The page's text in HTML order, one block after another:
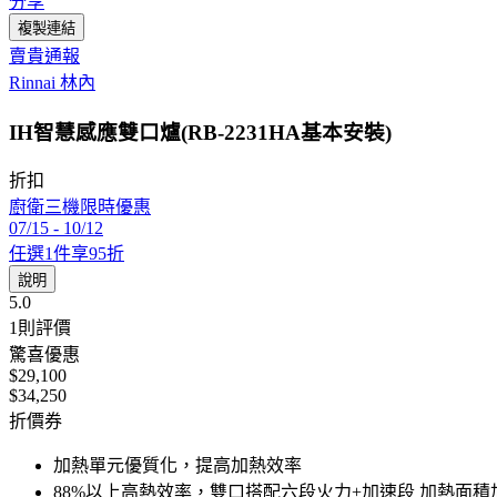
複製連結
賣貴通報
Rinnai 林內
IH智慧感應雙口爐(RB-2231HA基本安裝)
折扣
廚衛三機限時優惠
07/15 - 10/12
任選1件享95折
說明
5.0
1則評價
驚喜優惠
$29,100
$34,250
折價券
加熱單元優質化，提高加熱效率
88%以上高熱效率，雙口搭配六段火力+加速段 加熱面積